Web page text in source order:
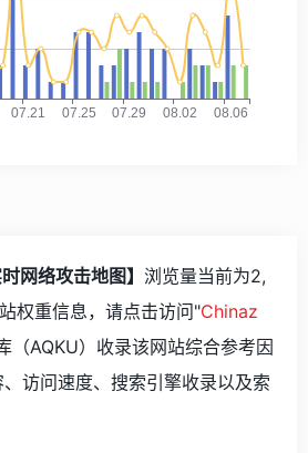
网络攻击地图】 浏览量当前为2,
权重信息，请点击访问"Chinaz
（AQKU）收录该网站综合参考因
访问速度、搜索引擎收录以及索